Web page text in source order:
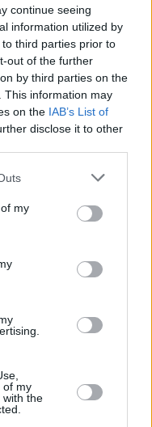
continue seeing
information utilized by
third parties prior to
out of the further
by third parties on the
This information may
on the IAB’s List of
disclose it to other
my
of my
with the
του, ο
ικανότητά του να
σχέσεις με τον
του έχει
διαφορών,
ο Μερτς
Ευρώπη έχουν
δεν είναι καλοί
«Για τον